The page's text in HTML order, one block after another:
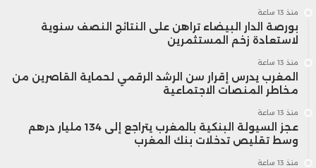
منذ 13 ساعة
بورصة الدار البيضاء تراهن على النتائج النصف سنوية
لاستعادة زخم المستثمرين
منذ 13 ساعة
المغرب يدرس إقرار سن الرشد الرقمي لحماية القاصرين من
مخاطر المنصات الاجتماعية
منذ 13 ساعة
عجز السيولة البنكية بالمغرب يتراجع إلى 134 مليار درهم
وسط تقليص تدخلات بنك المغرب
منذ 13 ساعة